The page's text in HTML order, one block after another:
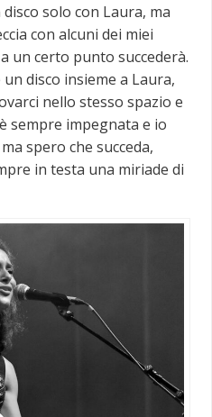
solo con Laura, ma
con alcuni dei miei
un certo punto succederà.
disco insieme a Laura,
nello stesso spazio e
sempre impegnata e io
spero che succeda,
in testa una miriade di